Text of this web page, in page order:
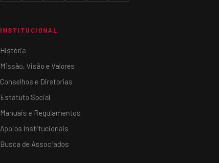
INSTITUCIONAL
História
Missão, Visão e Valores
Conselhos e Diretorias
Estatuto Social
Manuais e Regulamentos
Apoios Institucionais
Busca de Associados